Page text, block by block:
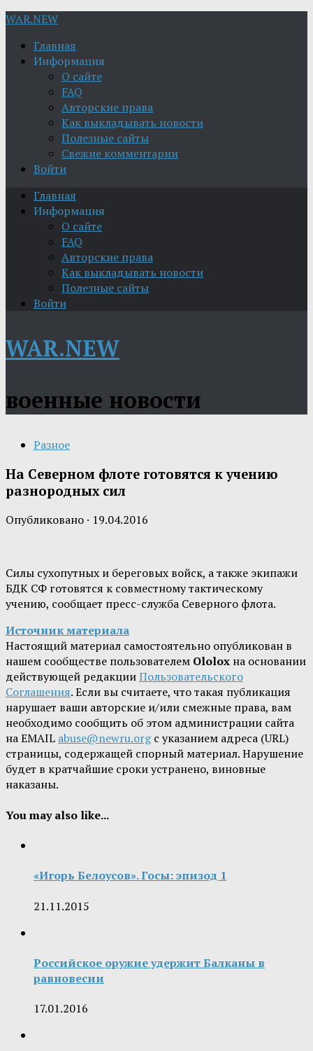
WAR.NEW
Главная
Информация
О сайте
FAQ
Авторские права
Как выкладывать новости
Полезные сайты
Свежие комментарии
Войти
Главная
Информация
О сайте
FAQ
Авторские права
Как выкладывать новости
Полезные сайты
Войти
WAR.NEW
военные новости
Разное
На Северном флоте готовятся к учению
разнородных сил
Опубликовано · 19.04.2016
Силы сухопутных и береговых войск, а также экипажи
БДК СФ готовятся к совместному тактическому
учению, сообщает пресс-служба Северного флота.
Источник материала
Настоящий материал самостоятельно опубликован в
нашем сообществе пользователем Ololox на основании
действующей редакцииПользовательского
Соглашения. Если вы считаете, что такая публикация
нарушает ваши авторские и/или смежные права, вам
необходимо сообщить об этом администрации сайта
на EMAIL abuse@newru.orgс указанием адреса (URL)
страницы, содержащей спорный материал. Нарушение
будет в кратчайшие сроки устранено, виновные
наказаны.
You may also like...
«Игорь Белоусов». Госы: эпизод 1
21.11.2015
Российское оружие удержит Балканы в
равновесии
17.01.2016